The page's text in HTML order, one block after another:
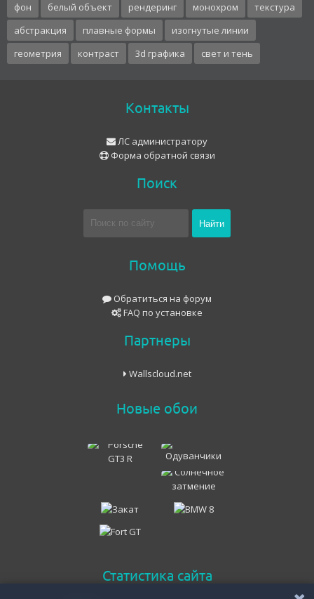
фон
белый объект рендеринг монохром
текстура
абстракция
плавные формы
изогнутые линии
геометрия
контраст 3d графика свет и тень
Контакты
ЛС администратору
Форма обратной связи
Поиск
Помощь
Обратиться на форум
FAQ по установке
Партнеры
Wallscloud.net
Новые обои
Статистика сайта